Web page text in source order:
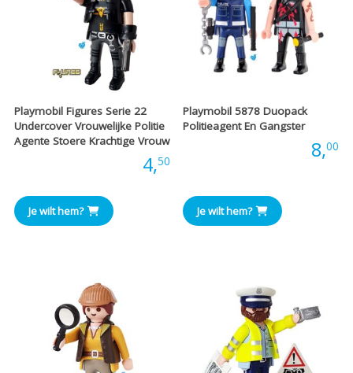
Playmobil Figures Serie 22
Undercover Vrouwelijke Politie
Agente Stoere Krachtige Vrouw
4,50
Je wilt hem?
Playmobil 5878 Duopack
Politieagent En Gangster
8,00
Je wilt hem?